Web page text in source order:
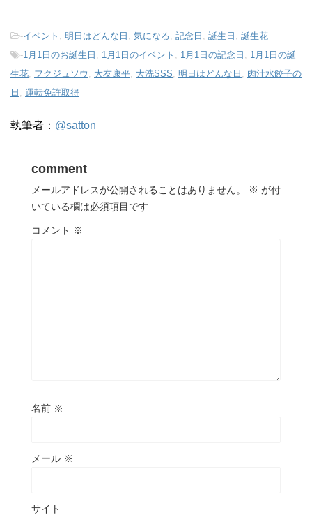
-イベント 明日はどんな日 気になる 記念日 誕生日
誕生花
-1月1日のお誕生日 1月1日のイベント 1月1日の記念日
1月1日の誕
生花 フクジュソウ 大友康平 大洗SSS 明日はどんな日
肉汁水餃子の
日
運転免許取得
執筆者： @satton
comment
メールアドレスが公開されることはありません。 ※ が付
いている欄は必須項目です
コメント ※
名前 ※
メール ※
サイト